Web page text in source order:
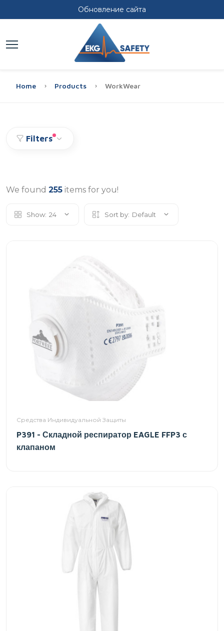
Обновление сайта
Home Products WorkWear
Filters
We found 255 items for you!
Show: 24 Sort by: Default
Средства Индивидуальной Защиты
P391 - Складной респиратор EAGLE FFP3 с
клапаном